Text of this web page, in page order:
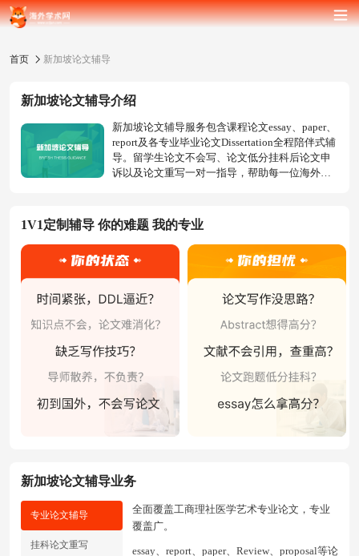
首页 新加坡论文辅导
新加坡论文辅导介绍
新加坡论文辅导服务包含课程论文essay、paper、
report及各专业毕业论文Dissertation全程陪伴式辅
导。留学生论文不会写、论文低分挂科后论文申
诉以及论文重写一对一指导，帮助每一位海外留
1V1定制辅导 你的难题 我的专业
新加坡论文辅导业务
专业论文辅导
挂科论文重写
全面覆盖工商理社医学艺术专业论文，专业
覆盖广。
essay、report、paper、Review、proposal等论